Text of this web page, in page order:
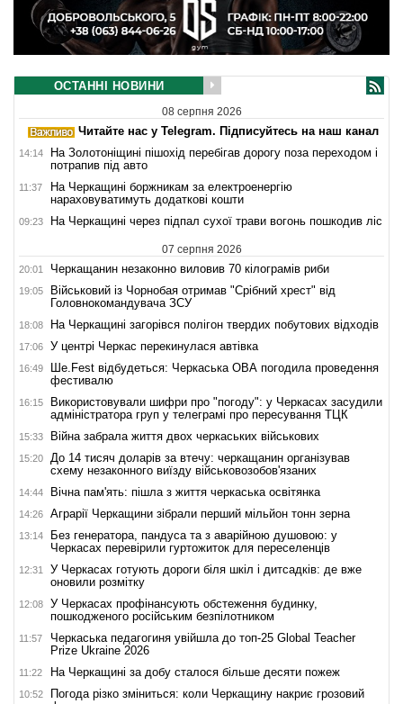
ОСТАННІ НОВИНИ
08 серпня 2026
Читайте нас у Telegram. Підписуйтесь на наш канал
14:14
На Золотоніщині пішохід перебігав дорогу поза переходом і
потрапив під авто
11:37
На Черкащині боржникам за електроенергію
нараховуватимуть додаткові кошти
09:23 На Черкащині через підпал сухої трави вогонь пошкодив ліс
07 серпня 2026
20:01 Черкащанин незаконно виловив 70 кілограмів риби
19:05
Військовий із Чорнобая отримав "Срібний хрест" від
Головнокомандувача ЗСУ
18:08 На Черкащині загорівся полігон твердих побутових відходів
17:06 У центрі Черкас перекинулася автівка
16:49
Ше.Fest відбудеться: Черкаська ОВА погодила проведення
фестивалю
16:15
Використовували шифри про "погоду": у Черкасах засудили
адміністратора груп у телеграмі про пересування ТЦК
15:33 Війна забрала життя двох черкаських військових
15:20
До 14 тисяч доларів за втечу: черкащанин організував
схему незаконного виїзду військовозобов'язаних
14:44 Вічна пам'ять: пішла з життя черкаська освітянка
14:26 Аграрії Черкащини зібрали перший мільйон тонн зерна
13:14
Без генератора, пандуса та з аварійною душовою: у
Черкасах перевірили гуртожиток для переселенців
12:31
У Черкасах готують дороги біля шкіл і дитсадків: де вже
оновили розмітку
12:08
У Черкасах профінансують обстеження будинку,
пошкодженого російським безпілотником
11:57
Черкаська педагогиня увійшла до топ-25 Global Teacher
Prize Ukraine 2026
11:22 На Черкащині за добу сталося більше десяти пожеж
10:52
Погода різко зміниться: коли Черкащину накриє грозовий